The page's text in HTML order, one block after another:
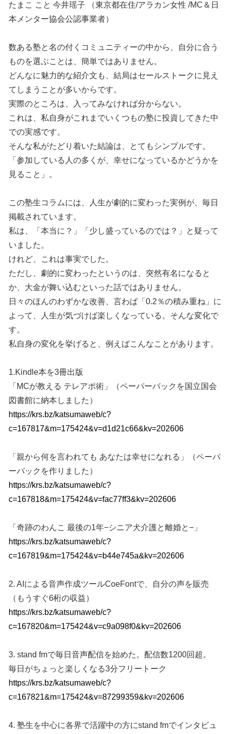
たまこ こと 今井瑶子 （東京都在住/アラカン女性 /MC＆日
本メンター協会公認事業者）
数ある塾と名の付くコミュニティーの中から、自分に合う
ものを選ぶことは、簡単ではありません。
どんなに魅力的な紹介文も、結局はセールストークに見え
てしまうことが多いからです。
実際のところは、入ってみなければ分からない。
これは、私自身がこれまでいくつもの塾に投資してきた中
での実感です。
そんな私がたどり着いた結論は、とてもシンプルです。
「参加している人の多くが、幸せになっているかどうかを
見ること」。
この塾生コラムには、人生が劇的に変わった実例が、毎日
掲載されています。
私は、「本当に？」「少し盛っているのでは？」と疑って
いました。
けれど、これは事実でした。
ただし、劇的に変わったというのは、突然有名になると
か、大金が舞い込むといった話ではありません。
日々のほんのわずかな改善、言わば「0.2％の積み重ね」に
よって、人生が気づけば楽しくなっている。そんな変化で
す。
私自身の変化を挙げると、例えばこんなことがあります。
1.Kindle本を3冊出版
「MCが教える テレアポ術」（ペーパーバックを国立国会
図書館に納本しました）
https://krs.bz/katsumaweb/c?
c=167817&m=175424&v=d1d21c66&kv=202606
「親から何を言われても あなたは幸せになれる」（ペーパ
ーバックを作りました）
https://krs.bz/katsumaweb/c?
c=167818&m=175424&v=fac77ff3&kv=202606
「奇跡のわんこ 最後の1年−シニア犬介護と離婚と−」
https://krs.bz/katsumaweb/c?
c=167819&m=175424&v=b44e745a&kv=202606
2. AIによる音声作成ツールCoeFontで、自分の声を販売
（もうすぐ6桁の収益）
https://krs.bz/katsumaweb/c?
c=167820&m=175424&v=c9a098f0&kv=202606
3. stand fmで毎日音声配信を始めた。配信数1200回超。
毎日がちょっと楽しくなる3分フリートーク
https://krs.bz/katsumaweb/c?
c=167821&m=175424&v=87299359&kv=202606
4. 塾生を中心に各界で活躍中の方にstand fmでインタビュ